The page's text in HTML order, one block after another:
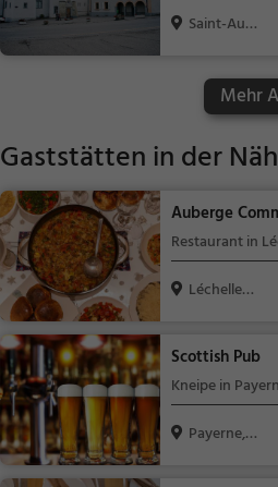
Saint-Aubi
Mehr
Gaststätten in der
Auberge
Restaurant in
Léchelles,
Scottish Pub
Kneipe in
Payerne, S